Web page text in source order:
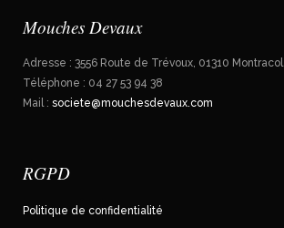
Mouches Devaux
Adresse : 3556 Route de Trévoux, 01310 Montracol
Téléphone : 04 27 53 94 38
Mail : societe@mouchesdevaux.com
RGPD
Politique de confidentialité